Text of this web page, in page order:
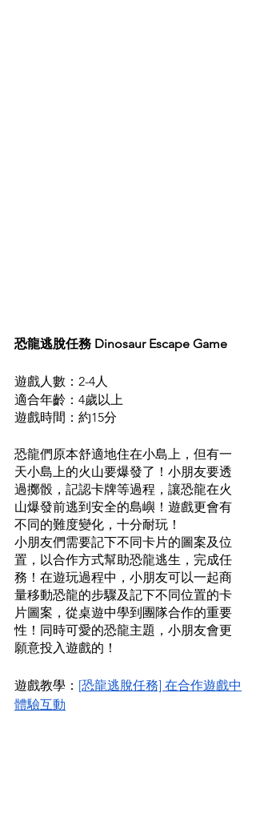
恐龍逃脫任務 Dinosaur Escape Game
遊戲人數：2-4人
適合年齡：4歲以上
遊戲時間：約15分
恐龍們原本舒適地住在小島上，但有一
天小島上的火山要爆發了！小朋友要透
過擲骰，記認卡牌等過程，讓恐龍在火
山爆發前逃到安全的島嶼！遊戲更會有
不同的難度變化，十分耐玩！
小朋友們需要記下不同卡片的圖案及位
置，以合作方式幫助恐龍逃生，完成任
務！在遊玩過程中，小朋友可以一起商
量移動恐龍的步驟及記下不同位置的卡
片圖案，從桌遊中學到團隊合作的重要
性！同時可愛的恐龍主題，小朋友會更
願意投入遊戲的！
遊戲教學： [恐龍逃脫任務] 在合作遊戲中
體驗互動